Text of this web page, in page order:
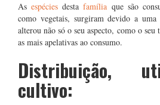
Asespéciesdestafamília que são
como vegetais, surgiram devido a uma
alterou não só o seu aspecto, como o seu
as mais apelativas ao consumo.
Distribuição,
cultivo: